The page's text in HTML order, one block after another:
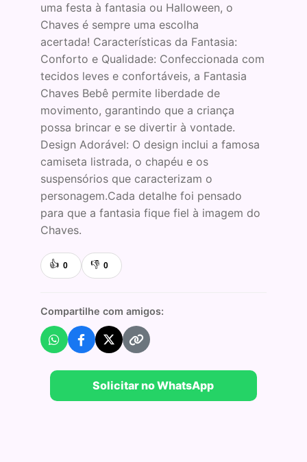
uma festa à fantasia ou Halloween, o
Chaves é sempre uma escolha
acertada! Características da Fantasia:
Conforto e Qualidade: Confeccionada com
tecidos leves e confortáveis, a Fantasia
Chaves Bebê permite liberdade de
movimento, garantindo que a criança
possa brincar e se divertir à vontade.
Design Adorável: O design inclui a famosa
camiseta listrada, o chapéu e os
suspensórios que caracterizam o
personagem.Cada detalhe foi pensado
para que a fantasia fique fiel à imagem do
Chaves.
👍 0 👎 0
Compartilhe com amigos:
Solicitar no WhatsApp